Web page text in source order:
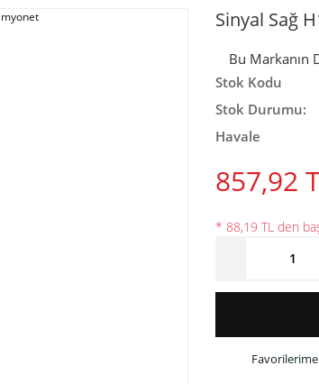
Sinyal Sağ
Bu Markanın
Stok Kodu
Stok Durumu:
Havale
857,92
* 88,19 TL den